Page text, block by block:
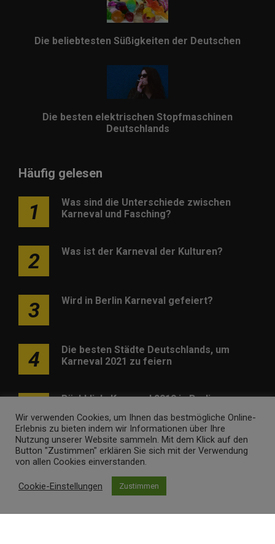
Die beliebtesten Süßigkeiten der Deutschen
Die besten elektrischen Stopfmaschinen
Deutschlands
Häufig gelesen
1
Was sind die Unterschiede zwischen
Karneval und Fasching?
2 Was ist der Karneval der Kulturen?
3 Wird in Berlin Karneval gefeiert?
4
Die besten Städte Deutschlands, um
Karneval 2021 zu feiern
Rückblick: Karneval 2019 in Berlin
Werben Kontakt
karneval-berlin.de • Marken- und Domaininhaber istInternet
Wir verwenden Cookies, um Ihnen das bestmögliche Online-
Erlebnis zu bieten indem wir Informationen über Ihre
Nutzung unserer Website sammeln. Mit dem Klick auf den
Button "Zustimmen" erklären Sie sich mit der Verwendung
von allen Cookies einverstanden.
Cookie-Einstellungen Zustimmen